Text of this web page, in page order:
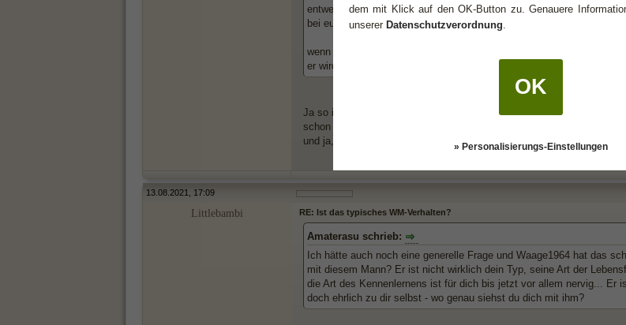
entweder fliesst es oder nicht
bei euch wohl eher nicht
wenn er deiner meinung nach zuwenig tut dann lass es doch
er wird sich genauso wenig ändern wie du dich
Ja so in etwas habe ich das auch schon gesagt, es passt einfach
schon "kompliziert" ist das es nicht besser werde. er meinte er glaub
und ja, nach dem gestern glaube ich das auf alle fälle nicht mehr. ich
13.08.2021, 17:09
Littlebambi RE: Ist das typisches WM-Verhalten?
Amaterasu schrieb:
Ich hätte auch noch eine generelle Frage und Waage1964 hat das
mit diesem Mann? Er ist nicht wirklich dein Typ, seine Art der
die Art des Kennenlernens ist für dich bis jetzt vor allem nervig... Er
doch ehrlich zu dir selbst - wo genau siehst du dich mit ihm?
dem mit Klick auf den OK-Button zu. Genauere
unserer Datenschutzverordnung
OK
» Personalisierungs-Einstellungen